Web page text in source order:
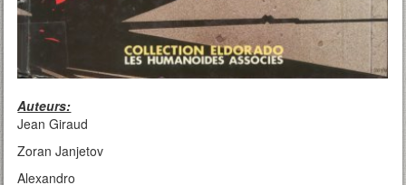
Auteurs:
Jean Giraud
Zoran Janjetov
Alexandro